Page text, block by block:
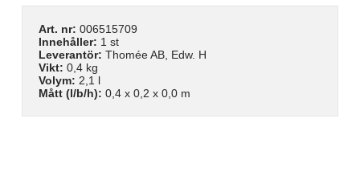
Art. nr: 006515709
Innehåller: 1 st
Leverantör: Thomée AB, Edw. H
Vikt: 0,4 kg
Volym: 2,1 l
Mått (l/b/h): 0,4 x 0,2 x 0,0 m